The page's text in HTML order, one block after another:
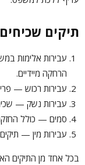
תיקים
עבירות אלימות
הרחקה מיידיים.
עבירות רכוש —
עבירות נשק —
סמים — כולל
עבירות מין —
בכל אחד מן התיקים